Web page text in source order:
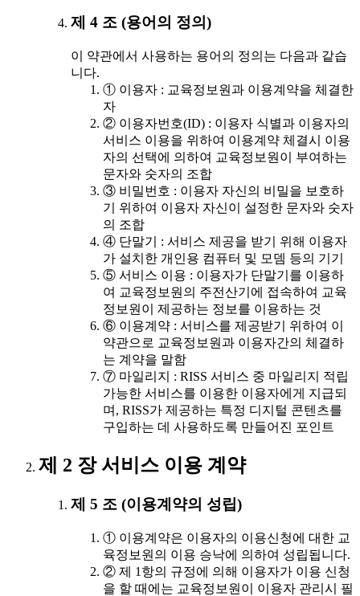
제 4 조 (용어의 정의)
이 약관에서 사용하는 용어의 정의는 다음과 같습
니다.
① 이용자 : 교육정보원과 이용계약을 체결한
자
② 이용자번호(ID) : 이용자 식별과 이용자의
서비스 이용을 위하여 이용계약 체결시 이용
자의 선택에 의하여 교육정보원이 부여하는
문자와 숫자의 조합
③ 비밀번호 : 이용자 자신의 비밀을 보호하
기 위하여 이용자 자신이 설정한 문자와 숫자
의 조합
④ 단말기 : 서비스 제공을 받기 위해 이용자
가 설치한 개인용 컴퓨터 및 모뎀 등의 기기
⑤ 서비스 이용 : 이용자가 단말기를 이용하
여 교육정보원의 주전산기에 접속하여 교육
정보원이 제공하는 정보를 이용하는 것
⑥ 이용계약 : 서비스를 제공받기 위하여 이
약관으로 교육정보원과 이용자간의 체결하
는 계약을 말함
⑦ 마일리지 : RISS 서비스 중 마일리지 적립
가능한 서비스를 이용한 이용자에게 지급되
며, RISS가 제공하는 특정 디지털 콘텐츠를
구입하는 데 사용하도록 만들어진 포인트
제 2 장 서비스 이용 계약
제 5 조 (이용계약의 성립)
① 이용계약은 이용자의 이용신청에 대한 교
육정보원의 이용 승낙에 의하여 성립됩니다.
② 제 1항의 규정에 의해 이용자가 이용 신청
을 할 때에는 교육정보원이 이용자 관리시 필